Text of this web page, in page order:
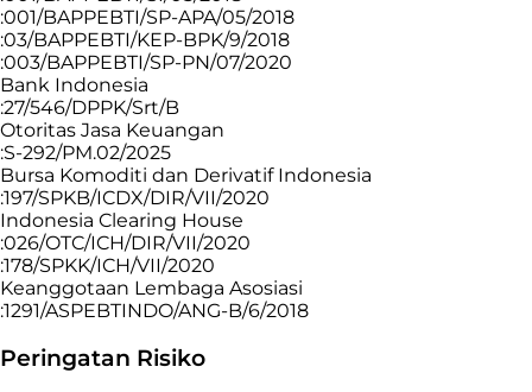
:001/BAPPEBTI/SP-APA/05/2018
:03/BAPPEBTI/KEP-BPK/9/2018
:003/BAPPEBTI/SP-PN/07/2020
Bank Indonesia
:27/546/DPPK/Srt/B
Otoritas Jasa Keuangan
:S-292/PM.02/2025
Bursa Komoditi dan Derivatif Indonesia
:197/SPKB/ICDX/DIR/VII/2020
Indonesia Clearing House
:026/OTC/ICH/DIR/VII/2020
:178/SPKK/ICH/VII/2020
Keanggotaan Lembaga Asosiasi
:1291/ASPEBTINDO/ANG-B/6/2018
Peringatan Risiko